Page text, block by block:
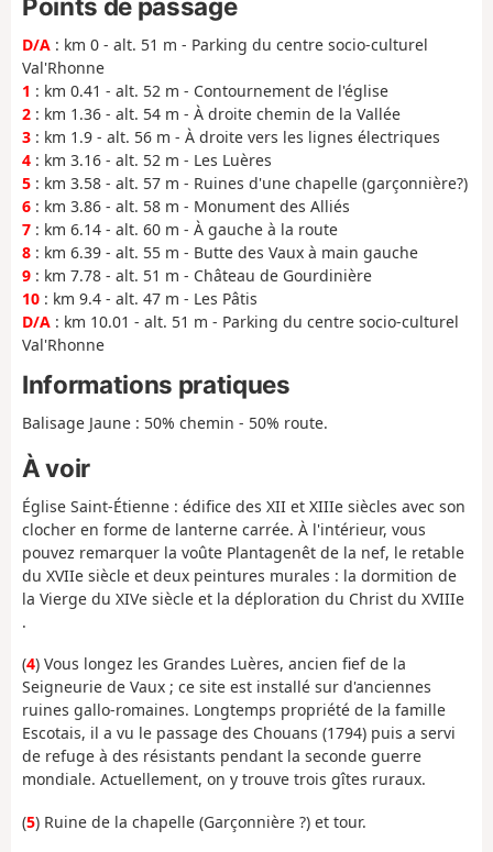
D/A : km 0 - alt. 51 m - Parking du centre socio-culturel
Val'Rhonne
1 : km 0.41 - alt. 52 m - Contournement de l'église
2 : km 1.36 - alt. 54 m - À droite chemin de la Vallée
3 : km 1.9 - alt. 56 m - À droite vers les lignes électriques
4 : km 3.16 - alt. 52 m - Les Luères
5 : km 3.58 - alt. 57 m - Ruines d'une chapelle (garçonnière?)
6 : km 3.86 - alt. 58 m - Monument des Alliés
7 : km 6.14 - alt. 60 m - À gauche à la route
8 : km 6.39 - alt. 55 m - Butte des Vaux à main gauche
9 : km 7.78 - alt. 51 m - Château de Gourdinière
10 : km 9.4 - alt. 47 m - Les Pâtis
D/A : km 10.01 - alt. 51 m - Parking du centre socio-culturel
Val'Rhonne
Informations pratiques
Balisage Jaune : 50% chemin - 50% route.
À voir
Église Saint-Étienne : édifice des XII et XIIIe siècles avec son
clocher en forme de lanterne carrée. À l'intérieur, vous
pouvez remarquer la voûte Plantagenêt de la nef, le retable
du XVIIe siècle et deux peintures murales : la dormition de
la Vierge du XIVe siècle et la déploration du Christ du XVIIIe
.
(4) Vous longez les Grandes Luères, ancien fief de la
Seigneurie de Vaux ; ce site est installé sur d'anciennes
ruines gallo-romaines. Longtemps propriété de la famille
Escotais, il a vu le passage des Chouans (1794) puis a servi
de refuge à des résistants pendant la seconde guerre
mondiale. Actuellement, on y trouve trois gîtes ruraux.
(5) Ruine de la chapelle (Garçonnière ?) et tour.